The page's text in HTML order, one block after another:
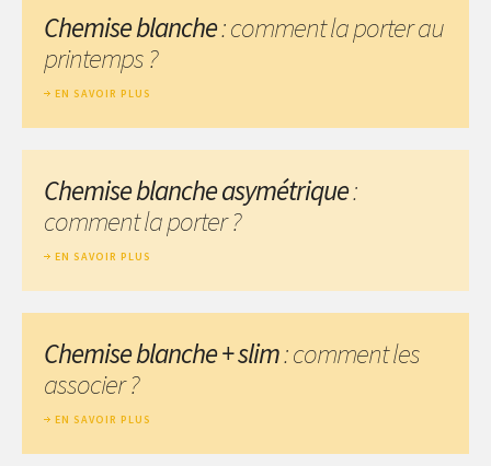
Chemise blanche: comment la porter au
printemps ?
EN SAVOIR PLUS
Chemise blanche asymétrique:
comment la porter ?
EN SAVOIR PLUS
Chemise blanche + slim: comment les
associer ?
EN SAVOIR PLUS